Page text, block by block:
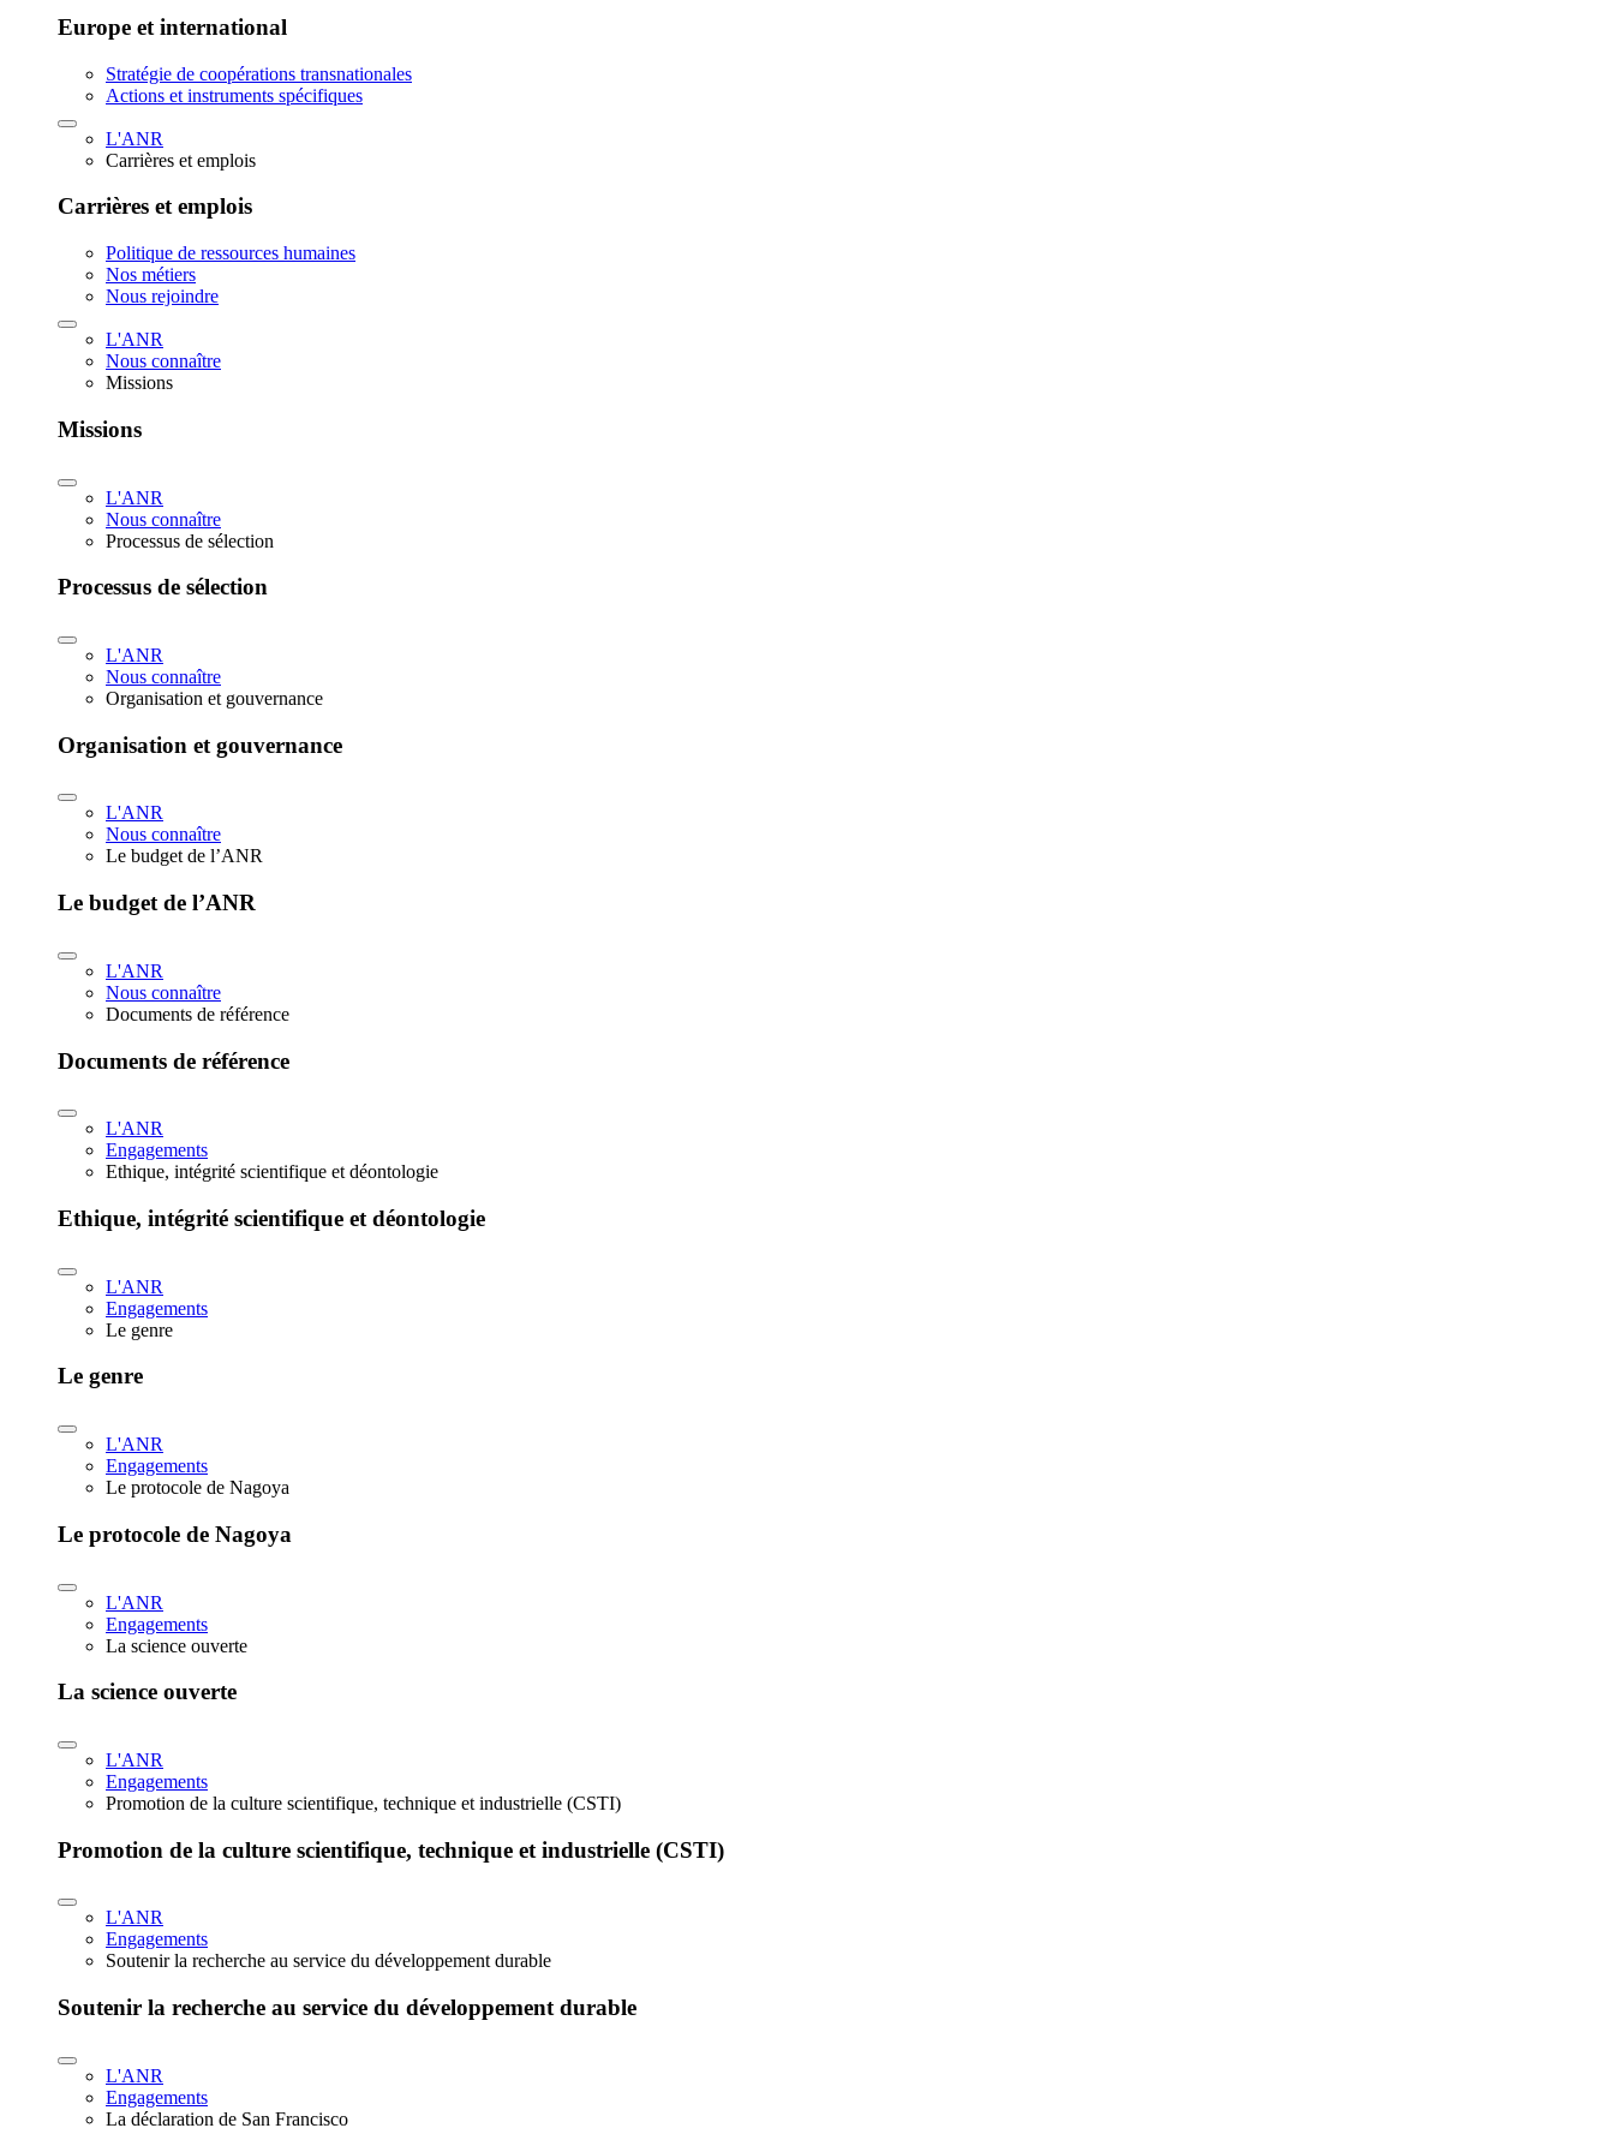
Europe et international
Stratégie de coopérations transnationales
Actions et instruments spécifiques
L'ANR
Carrières et emplois
Carrières et emplois
Politique de ressources humaines
Nos métiers
Nous rejoindre
L'ANR
Nous connaître
Missions
Missions
L'ANR
Nous connaître
Processus de sélection
Processus de sélection
L'ANR
Nous connaître
Organisation et gouvernance
Organisation et gouvernance
L'ANR
Nous connaître
Le budget de l’ANR
Le budget de l’ANR
L'ANR
Nous connaître
Documents de référence
Documents de référence
L'ANR
Engagements
Ethique, intégrité scientifique et déontologie
Ethique, intégrité scientifique et déontologie
L'ANR
Engagements
Le genre
Le genre
L'ANR
Engagements
Le protocole de Nagoya
Le protocole de Nagoya
L'ANR
Engagements
La science ouverte
La science ouverte
L'ANR
Engagements
Promotion de la culture scientifique, technique et industrielle (CSTI)
Promotion de la culture scientifique, technique et industrielle (CSTI)
L'ANR
Engagements
Soutenir la recherche au service du développement durable
Soutenir la recherche au service du développement durable
L'ANR
Engagements
La déclaration de San Francisco